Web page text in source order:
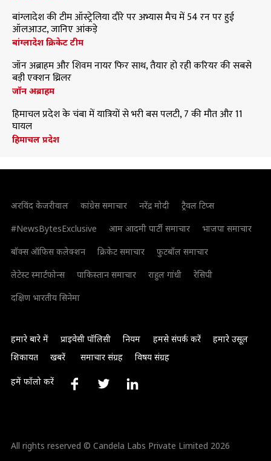
बांग्लादेश की टीम ऑस्ट्रेलिया दौरे पर अभ्यास मैच में 54 रन पर हुई
ऑलआउट, जानिए आंकड़े
बांग्लादेश क्रिकेट टीम
जॉन अब्राहम और शिवम नायर फिर साथ, तैयार हो रही करियर की सबसे
बड़ी एक्शन थ्रिलर
जॉन अब्राहम
हिमाचल प्रदेश के चंबा में यात्रियों से भरी बस पलटी, 7 की मौत और 11
घायल
हिमाचल प्रदेश
अरविंद केजरीवाल कांग्रेस समाचार नरेंद्र मोदी
ट्रैवल टिप्स
#NewsBytesExclusive
आम आदमी पार्टी समाचार
भाजपा समाचार
बॉक्स ऑफिस कलेक्शन
क्रिकेट समाचार
फुटबॉल समाचार
लेटेस्ट स्मार्टफोन्स
पाकिस्तान समाचार राहुल गांधी
रेसिपी
दक्षिण भारतीय सिनेमा
हमारे बारे में प्राइवेसी पॉलिसी नियम हमसे संपर्क करें
हमारे उसूल
शिकायत
खबरें समाचार संग्रह विषय संग्रह
हमें फॉलो करें
All rights reserved © Candela Labs Private Limited 2026